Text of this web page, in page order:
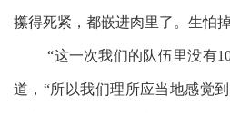
攥得死紧，都嵌进肉里了。生怕
“这一次我们的队伍里没有
道，“所以我们理所应当地感觉